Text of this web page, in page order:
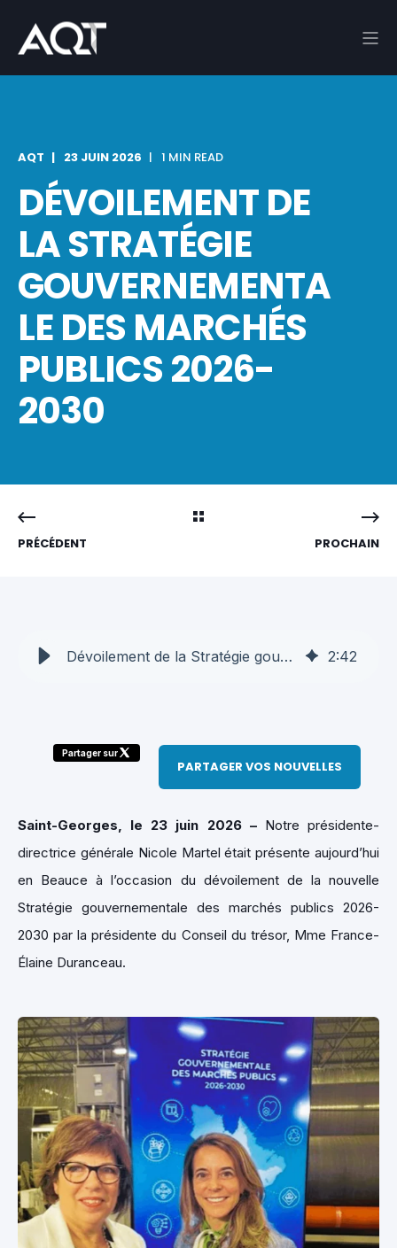
AQT 23 JUIN 2026 1 MIN READ
DÉVOILEMENT DE
LA STRATÉGIE
GOUVERNEMENTA
LE DES MARCHÉS
PUBLICS 2026-
2030
PRÉCÉDENT PROCHAIN
Dévoilement de la Stratégie gouvernementale des marchés publics 2026-2030 2:42
Partager sur
PARTAGER VOS NOUVELLES
Saint-Georges, le 23 juin 2026 –Notre présidente-
directrice générale Nicole Martel était présente aujourd’hui
en Beauce à l’occasion du dévoilement de la nouvelle
Stratégie gouvernementale des marchés publics 2026-
2030 par la présidente du Conseil du trésor, Mme France-
Élaine Duranceau.